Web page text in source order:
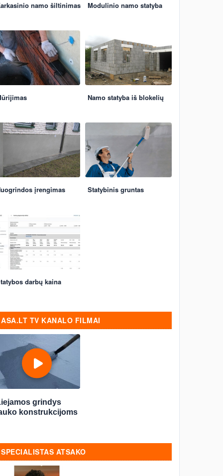
namo šiltinimas Modulinio namo statyba
Namo statyba iš blokelių
įrengimas Statybinis gruntas
darbų kaina
ASA.LT TV KANALO FILMAI
grindys
konstrukcijoms
SPECIALISTAS ATSAKO